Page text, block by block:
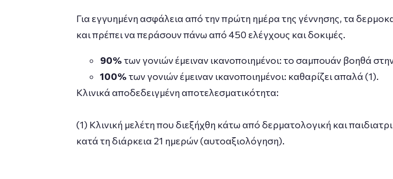
Για εγγυημένη ασφάλεια από την πρώτη ημέρα της γέννησης, τα
και πρέπει να περάσουν πάνω από 450 ελέγχους και δοκιμές.
90% των γονιών έμειναν ικανοποιημένοι: το σαμπουάν βοηθά στην
100% των γονιών έμειναν ικανοποιημένοι: καθαρίζει απαλά (1).
Κλινικά αποδεδειγμένη αποτελεσματικότητα:
(1) Κλινική μελέτη που διεξήχθη κάτω από δερματολογική και
κατά τη διάρκεια 21 ημερών (αυτοαξιολόγηση).